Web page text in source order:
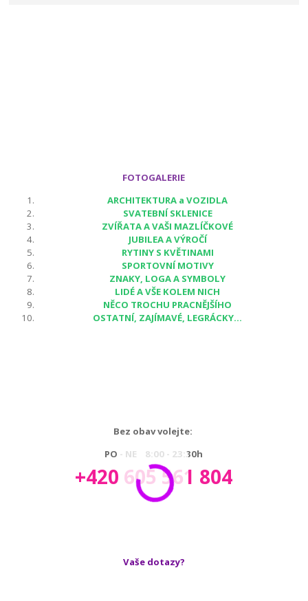
FOTOGALERIE
ARCHITEKTURA a VOZIDLA
SVATEBNÍ SKLENICE
ZVÍŘATA A VAŠI MAZLÍČKOVÉ
JUBILEA A VÝROČÍ
RYTINY S KVĚTINAMI
SPORTOVNÍ MOTIVY
ZNAKY, LOGA A SYMBOLY
LIDÉ A VŠE KOLEM NICH
NĚCO TROCHU PRACNĚJŠÍHO
OSTATNÍ, ZAJÍMAVÉ, LEGRÁCKY...
Bez obav volejte:
PO - NE 8:00 - 23:30h
+420 605 561 804
Vaše dotazy?